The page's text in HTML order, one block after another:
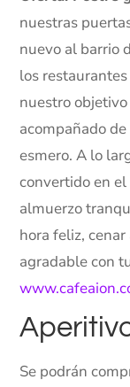
nuestras
nuevo al barrio
los
nuestro
acompañado
esmero. A lo
convertido en
almuerzo
hora feliz,
agradable con
Se podrán